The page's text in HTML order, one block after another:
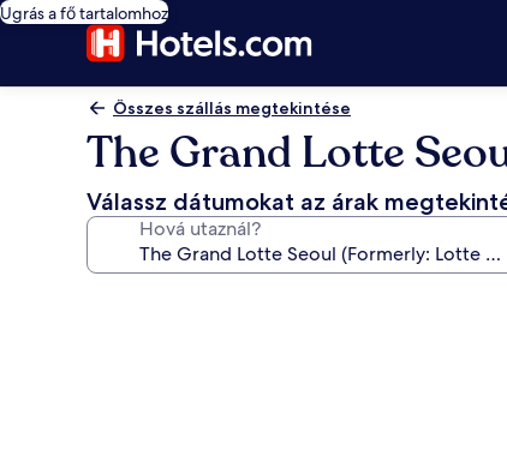
Ugrás a fő tartalomhoz
Összes szállás megtekintése
The Grand Lotte
Válassz dátumokat az árak
Hová utaznál?